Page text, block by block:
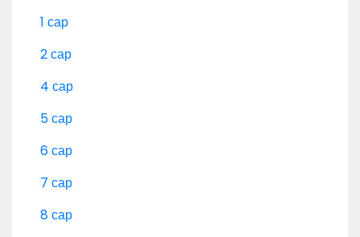
1 сар
2 сар
4 сар
5 сар
6 сар
7 сар
8 сар